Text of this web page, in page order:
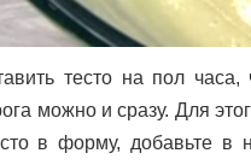
тесто на пол
можно и сразу. Для
в форму, добавьте в